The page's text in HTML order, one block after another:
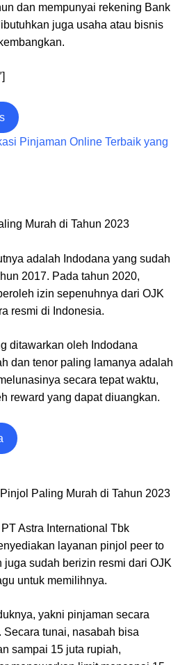
dan mempunyai rekening Bank
juga usaha atau bisnis
Pinjaman Online Terbaik yang
adalah Indodana yang sudah
2017. Pada tahun 2020,
izin sepenuhnya dari OJK
resmi di Indonesia.
ditawarkan oleh Indodana
dan tenor paling lamanya adalah
secara tepat waktu,
reward yang dapat diuangkan.
Astra International Tbk
layanan pinjol peer to
juga sudah berizin resmi dari OJK
untuk memilihnya.
yakni pinjaman secara
Secara tunai, nasabah bisa
sampai 15 juta rupiah,